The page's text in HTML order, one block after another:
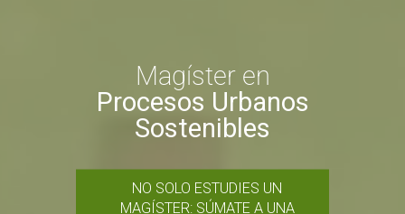
Magíster en
Procesos Urbanos
Sostenibles
NO SOLO ESTUDIES UN
MAGÍSTER: SÚMATE A UNA